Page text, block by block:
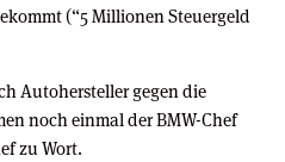
(“5 Millionen Steuergeld
Autohersteller gegen die
noch einmal der BMW-Chef
zu Wort.